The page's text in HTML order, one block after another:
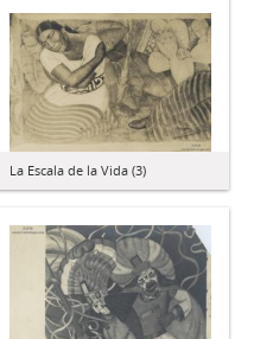
La Escala de la Vida (3)